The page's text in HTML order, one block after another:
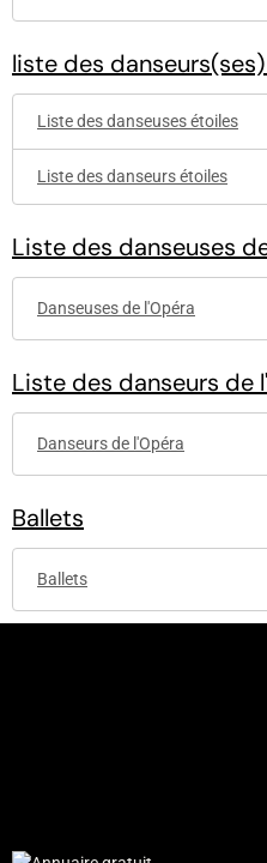
liste des
Liste des danseuses étoiles
Liste des danseurs étoiles
Liste des danseuses
Danseuses de l'Opéra
Liste des danseurs de
Danseurs de l'Opéra
Ballets
Ballets